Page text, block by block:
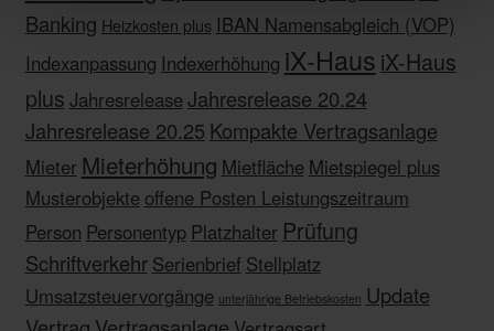
Banking Heizkosten plus IBAN Namensabgleich (VOP)
Indexanpassung Indexerhöhung iX-Haus iX-Haus
plus JahresreleaseJahresrelease 20.24
Jahresrelease 20.25 Kompakte Vertragsanlage
Mieter Mieterhöhung Mietfläche Mietspiegel plus
Musterobjekte offene Posten Leistungszeitraum
Person Personentyp Platzhalter Prüfung
Schriftverkehr Serienbrief Stellplatz
Umsatzsteuervorgänge unterjährige Betriebskosten Update